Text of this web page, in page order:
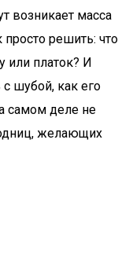
возникает масса
просто решить: что
или платок? И
с шубой, как его
самом деле не
желающих